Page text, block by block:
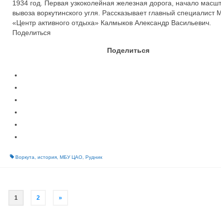
1934 год. Первая узкоколейная железная дорога, начало
вывоза воркутинского угля. Рассказывает главный специалист
«Центр активного отдыха» Калмыков Александр Васильевич.
Поделиться
Поделиться
Воркута история, МБУ ЦАО, Рудник
1 2 »